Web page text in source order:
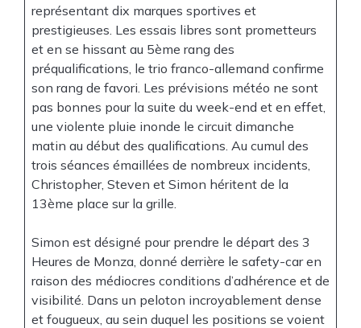
représentant dix marques sportives et
prestigieuses. Les essais libres sont prometteurs
et en se hissant au 5ème rang des
préqualifications, le trio franco-allemand confirme
son rang de favori. Les prévisions météo ne sont
pas bonnes pour la suite du week-end et en effet,
une violente pluie inonde le circuit dimanche
matin au début des qualifications. Au cumul des
trois séances émaillées de nombreux incidents,
Christopher, Steven et Simon héritent de la
13ème place sur la grille.
Simon est désigné pour prendre le départ des 3
Heures de Monza, donné derrière le safety-car en
raison des médiocres conditions d’adhérence et de
visibilité. Dans un peloton incroyablement dense
et fougueux, au sein duquel les positions se voient